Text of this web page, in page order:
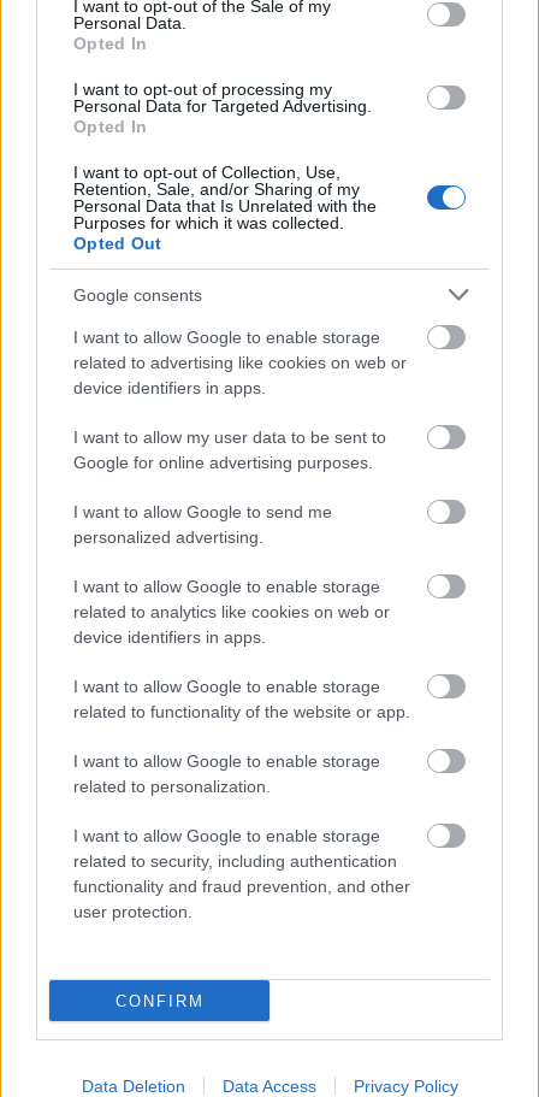
I want to opt-out of the Sale of my
Personal Data.
Opted In
I want to opt-out of processing my
Personal Data for Targeted Advertising.
Opted In
I want to opt-out of Collection, Use,
Retention, Sale, and/or Sharing of my
Personal Data that Is Unrelated with the
Purposes for which it was collected.
Opted Out
Google consents
I want to allow Google to enable storage
related to advertising like cookies on web or
device identifiers in apps.
I want to allow my user data to be sent to
Google for online advertising purposes.
I want to allow Google to send me
personalized advertising.
I want to allow Google to enable storage
related to analytics like cookies on web or
device identifiers in apps.
I want to allow Google to enable storage
related to functionality of the website or app.
I want to allow Google to enable storage
related to personalization.
I want to allow Google to enable storage
related to security, including authentication
functionality and fraud prevention, and other
user protection.
CONFIRM
Data Deletion Data Access Privacy Policy
αξιολόγησης.
ΑΣΕΠ: Πιστοποίηση Αγγλικών σε
μόνο 2 ημέρες στα χέρια σας
ΑΣΕΠ: Εξ αποστάσεως η πιο Εύκολη
Πιστοποίηση Υπολογιστών σε 2
μέρες
Μάθε πρώτος όλες τις σημαντικές
Βάλε το proson.gr στα αποτελέσματα
αναζήτησης της Google
Δημοφιλείς Ειδήσεις
Ανοικτές 1.779 θέσεις εργασίας στο
Δημόσιο (χωρίς πτυχίο)
ΥΠΕΣ: Προγραμματισμός προσλήψεων